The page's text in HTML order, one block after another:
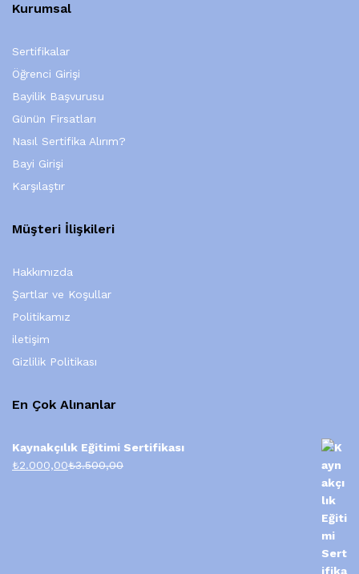
Kurumsal
Sertifikalar
Öğrenci Girişi
Bayilik Başvurusu
Günün Firsatları
Nasıl Sertifika Alırım?
Bayi Girişi
Karşılaştır
Müşteri İlişkileri
Hakkımızda
Şartlar ve Koşullar
Politikamız
iletişim
Gizlilik Politikası
En Çok Alınanlar
Kaynakçılık Eğitimi Sertifikası
₺2.000,00₺3.500,00